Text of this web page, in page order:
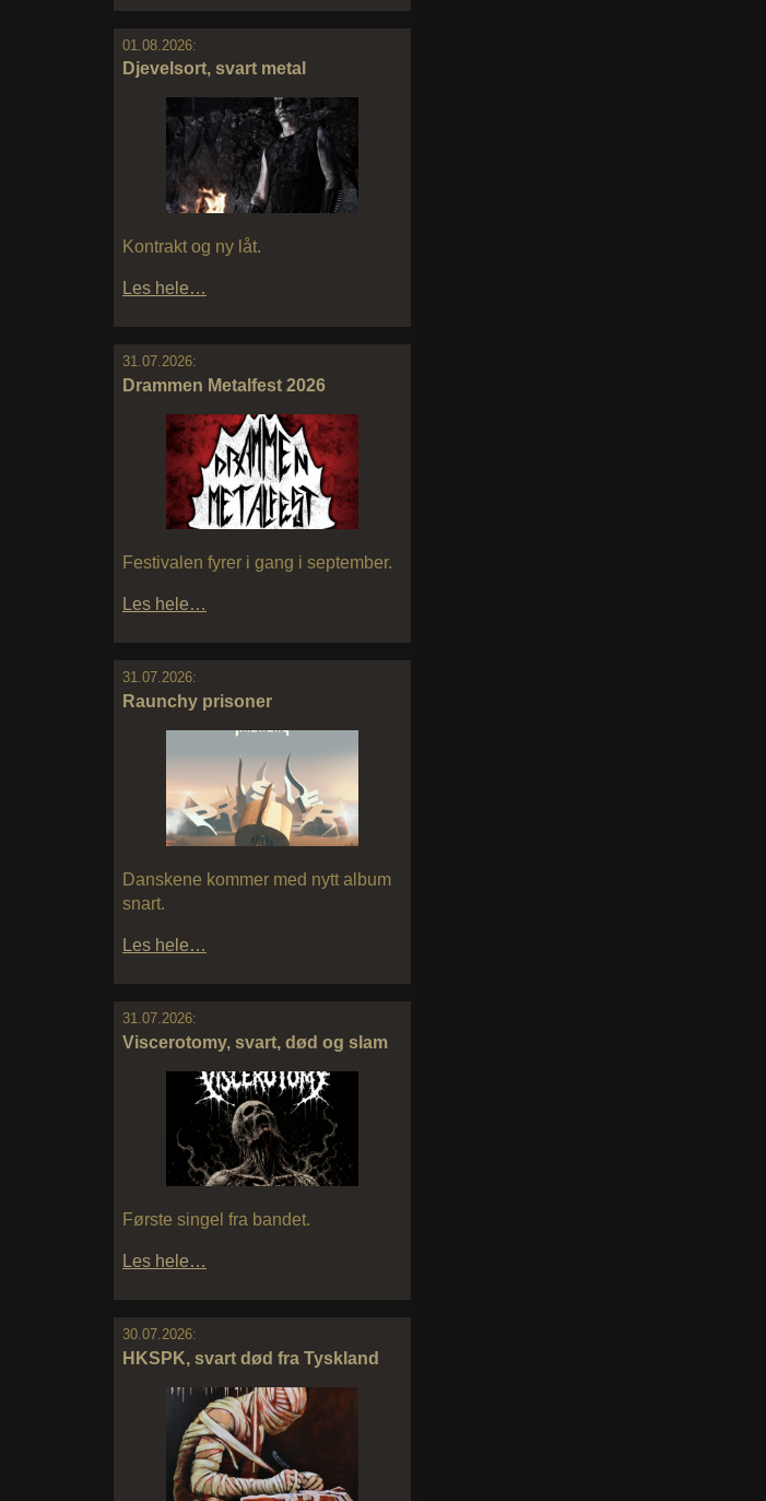
01.08.2026:
Djevelsort, svart metal
Kontrakt og ny låt.
Les hele…
31.07.2026:
Drammen Metalfest 2026
Festivalen fyrer i gang i september.
Les hele…
31.07.2026:
Raunchy prisoner
Danskene kommer med nytt album
snart.
Les hele…
31.07.2026:
Viscerotomy, svart, død og slam
Første singel fra bandet.
Les hele…
30.07.2026:
HKSPK, svart død fra Tyskland